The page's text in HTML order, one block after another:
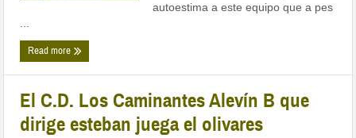
autoestima a este equipo que a pes
...
Read more
El C.D. Los Caminantes Alevín B que
dirige esteban juega el olivares